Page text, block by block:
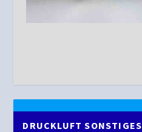
DRUCKLUFT SONSTIGES